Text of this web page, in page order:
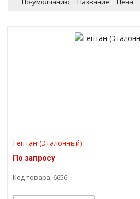
Гептан (Эталонный)
По запросу
Код товара: 6656